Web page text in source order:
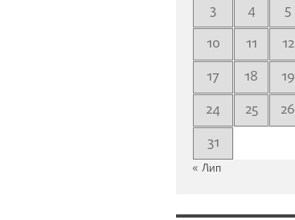
3
4 5
10
11 12
17
18 19
24
25 26
31
« Лип